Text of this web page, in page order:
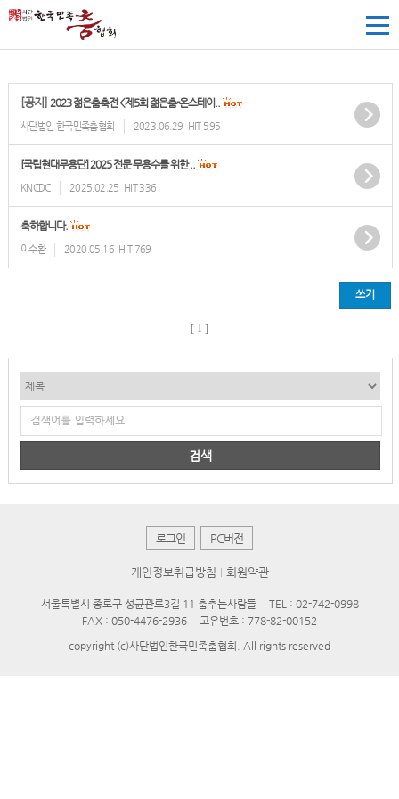
[공지] 2023 젊은춤축전 <제5회 젊은춤-온스테이..
사단법인 한국민족춤협회 2023.06.29 HIT 595
[국립현대무용단] 2025 전문 무용수를 위한 ..
KNCDC 2025.02.25 HIT 336
축하합니다.
이수환 2020.05.16 HIT 769
쓰기
[ 1 ]
검색
로그인 PC버전
개인정보취급방침 회원약관
서울특별시 종로구 성균관로3길 11 춤추는사람들
TEL : 02-742-0998
FAX : 050-4476-2936
고유번호 : 778-82-00152
copyright (c)사단법인한국민족춤협회. All rights reserved